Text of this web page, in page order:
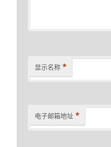
显示名称 *
电子邮箱地址 *